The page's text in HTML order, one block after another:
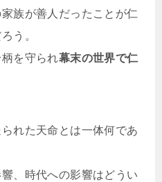
族が善人だったことが仁
う。
を守られ幕末の世界で仁
れた天命とは一体何であ
、時代への影響はどうい